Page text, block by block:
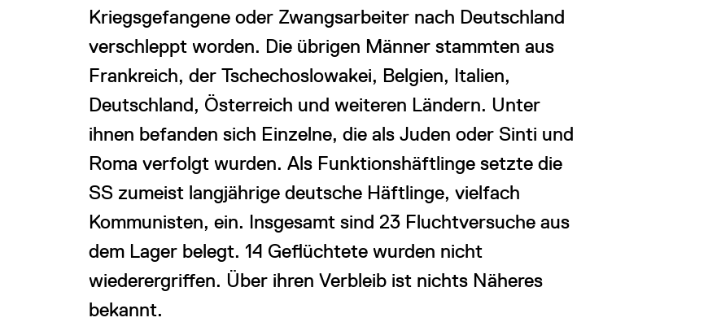
Kriegsgefangene oder Zwangsarbeiter nach Deutschland
verschleppt worden. Die übrigen Männer stammten aus
Frankreich, der Tschechoslowakei, Belgien, Italien,
Deutschland, Österreich und weiteren Ländern. Unter
ihnen befanden sich Einzelne, die als Juden oder Sinti und
Roma verfolgt wurden. Als Funktionshäftlinge setzte die
SS zumeist langjährige deutsche Häftlinge, vielfach
Kommunisten, ein. Insgesamt sind 23 Fluchtversuche aus
dem Lager belegt. 14 Geflüchtete wurden nicht
wiederergriffen. Über ihren Verbleib ist nichts Näheres
bekannt.